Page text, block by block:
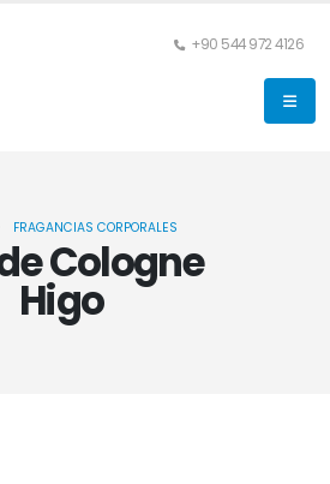
+90 544 972 4126
Cologne
Higo
FRAGANCIAS CORPORALES